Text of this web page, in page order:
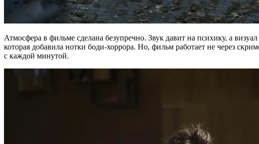
Атмосфера в фильме сделана безупречно. Звук давит на психику, а
которая добавила нотки боди-хоррора. Но, фильм работает не через
с каждой минутой.